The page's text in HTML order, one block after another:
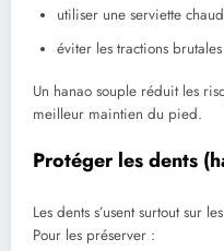
utiliser une serviette
éviter les tractions
Un hanao souple réduit les
meilleur maintien du pied.
Protéger les dents
Les dents s’usent surtout sur
Pour les préserver :